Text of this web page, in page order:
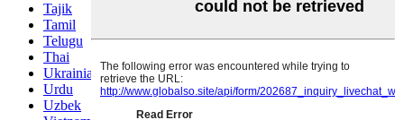
Tajik
Tamil
Telugu
Thai
Ukrainian
Urdu
Uzbek